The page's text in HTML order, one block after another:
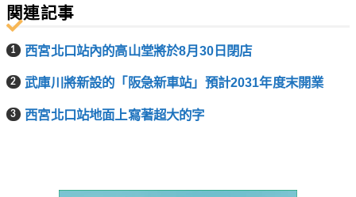
関連記事
西宮北口站內的高山堂將於8月30日閉店
武庫川將新設的「阪急新車站」預計2031年度末開業
西宮北口站地面上寫著超大的字